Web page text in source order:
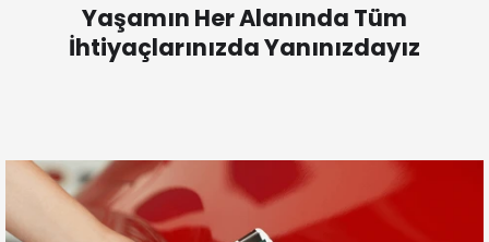
Yaşamın Her Alanında Tüm
İhtiyaçlarınızda Yanınızdayız